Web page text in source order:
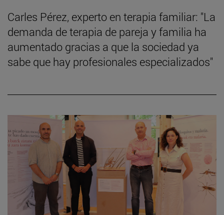
Carles Pérez, experto en terapia familiar: "La
demanda de terapia de pareja y familia ha
aumentado gracias a que la sociedad ya
sabe que hay profesionales especializados"